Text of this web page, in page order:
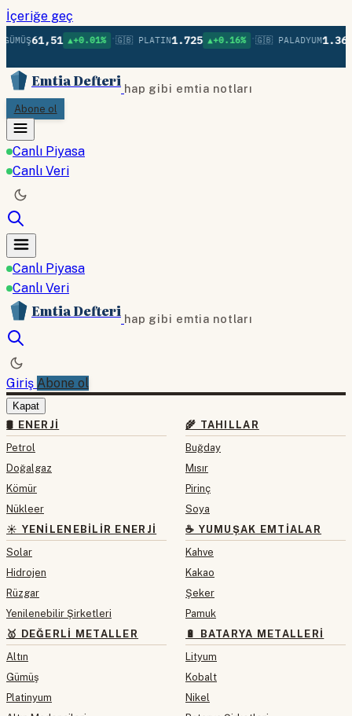
İçeriğe geç
61,51 ▲+0.01% 🇬🇧 PLATIN1.725 ▲+0.16% 🇬🇧 PALADYUM1.369
Emtia Defteri hap gibi emtia notları
Abone ol
Canlı Piyasa
Canlı Veri
Canlı Piyasa
Canlı Veri
Emtia Defteri hap gibi emtia notları
Giriş Abone ol
Kapat
🛢 ENERJI
Petrol
Doğalgaz
Kömür
Nükleer
☀️ YENILENEBILIR ENERJI
Solar
Hidrojen
Rüzgar
Yenilenebilir Şirketleri
🥇 DEĞERLI METALLER
Altın
Gümüş
Platinyum
🌾 TAHILLAR
Buğday
Mısır
Pirinç
Soya
☕ YUMUŞAK EMTIALAR
Kahve
Kakao
Şeker
Pamuk
🔋 BATARYA METALLERI
Lityum
Kobalt
Nikel